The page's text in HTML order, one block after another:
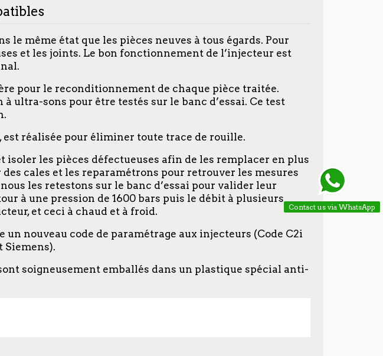
le même état que les pièces neuves à tous égards. Pour
et les joints. Le bon fonctionnement de l’injecteur est
pour le reconditionnement de chaque pièce traitée.
sons pour être testés sur le banc d’essai. Ce test
est réalisée pour éliminer toute trace de rouille.
les pièces défectueuses afin de les remplacer en plus
cales et les reparamétrons pour retrouver les mesures
les retestons sur le banc d’essai pour valider leur
à une pression de 1600 bars puis le débit à plusieurs
et ceci à chaud et à froid.
nouveau code de paramétrage aux injecteurs (Code C2i
Siemens).
soigneusement emballés dans un plastique spécial anti-
Contact us via WhatsApp